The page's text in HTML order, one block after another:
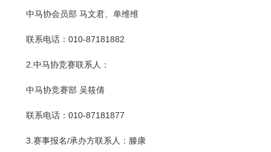
中马协会员部 马文君、单维维
联系电话：010-87181882
2.中马协竞赛联系人：
中马协竞赛部 吴筱倩
联系电话：010-87181877
3.赛事报名/承办方联系人：滕康